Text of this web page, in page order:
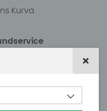
Kurva
18.30
18.30